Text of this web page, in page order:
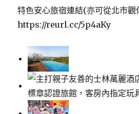
特色安心旅宿連結(亦可從北市觀
https://reurl.cc/5p4aKy